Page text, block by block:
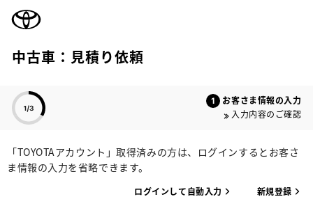
中古車：見積り依頼
お客さま情報の入力
入力内容のご確認
「TOYOTAアカウント」取得済みの方は、ログインするとお客さ
ま情報の入力を省略できます。
ログインして自動入力 新規登録